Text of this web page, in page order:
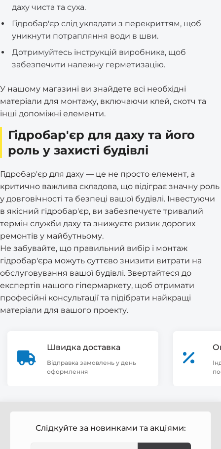
даху чиста та суха.
Гідробар'єр слід укладати з перекриттям, щоб
уникнути потрапляння води в шви.
Дотримуйтесь інструкцій виробника, щоб
забезпечити належну герметизацію.
У нашому магазині ви знайдете всі необхідні
матеріали для монтажу, включаючи клей, скотч та
інші допоміжні елементи.
Гідробар'єр для даху та його
роль у захисті будівлі
Гідробар'єр для даху — це не просто елемент, а
критично важлива складова, що відіграє значну роль
у довговічності та безпеці вашої будівлі. Інвестуючи
в якісний гідробар'єр, ви забезпечуєте тривалий
термін служби даху та знижуєте ризик дорогих
ремонтів у майбутньому.
Не забувайте, що правильний вибір і монтаж
гідробар'єра можуть суттєво знизити витрати на
обслуговування вашої будівлі. Звертайтеся до
експертів нашого гіпермаркету, щоб отримати
професійні консультації та підібрати найкращі
матеріали для вашого проекту.
Швидка доставка
Відправка замовлень у день
оформлення
Слідкуйте за новинками та акціями: